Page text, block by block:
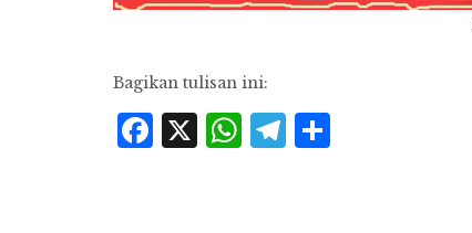
Bagikan tulisan ini:
Facebook
X WhatsApp
Telegram